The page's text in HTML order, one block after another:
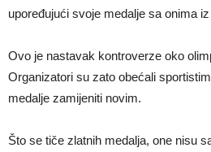
upoređujući svoje medalje sa onima
Ovo je nastavak kontroverze oko
Organizatori su zato obećali
medalje zamijeniti novim.
Što se tiče zlatnih medalja, one nisu